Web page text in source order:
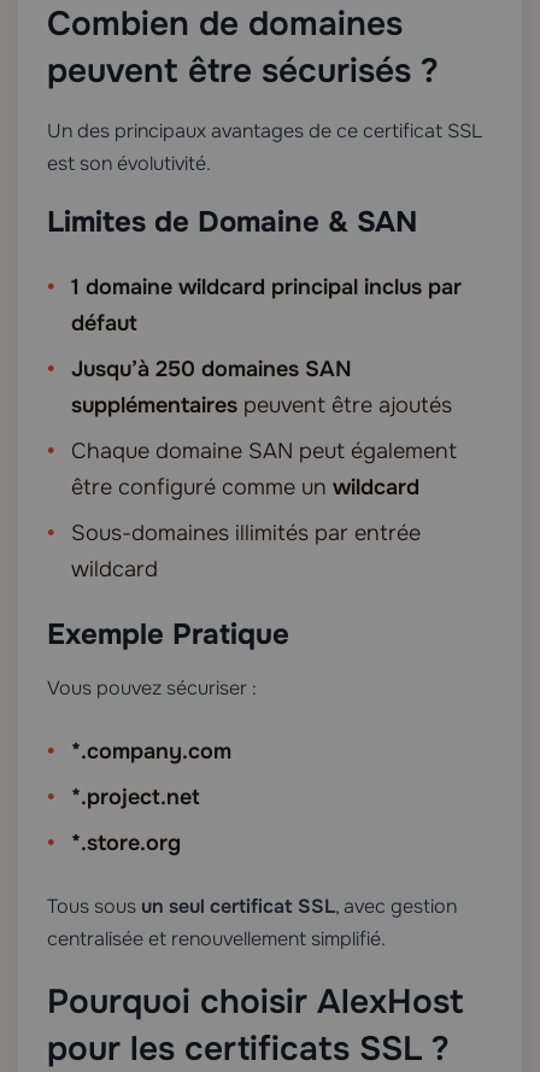
Combien de domaines
peuvent être sécurisés ?
Un des principaux avantages de ce certificat SSL
est son évolutivité.
Limites de Domaine & SAN
1 domaine wildcard principal inclus par
défaut
Jusqu’à 250 domaines SAN
supplémentaires peuvent être ajoutés
Chaque domaine SAN peut également
être configuré comme un wildcard
Sous-domaines illimités par entrée
wildcard
Exemple Pratique
Vous pouvez sécuriser :
*.company.com
*.project.net
*.store.org
Tous sous un seul certificat SSL, avec gestion
centralisée et renouvellement simplifié.
Pourquoi choisir AlexHost
pour les certificats SSL ?